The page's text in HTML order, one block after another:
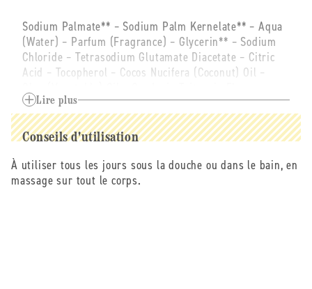
Sodium Palmate** – Sodium Palm Kernelate** – Aqua
(Water) – Parfum (Fragrance) – Glycerin** – Sodium
Chloride – Tetrasodium Glutamate Diacetate – Citric
Acid – Tocopherol – Cocos Nucifera (Coconut) Oil –
Linalool – Geraniol –Citronellol – Limonene – Benzyl
Salicylate. **Transformés à partir d'ingrédients
biologiques. 99% du total des ingrédients sont
issus de l'agriculture biologique. Cosmétique
écologique et biologique certifié par ECOCERT
Lire plus
Conseils d'utilisation
À utiliser tous les jours sous la douche ou dans le bain, en
massage sur tout le corps.